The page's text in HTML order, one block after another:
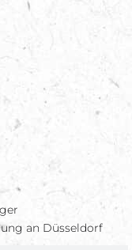
an Düsseldorf